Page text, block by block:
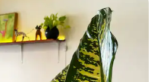
s oznakom „Odabrali gosti”